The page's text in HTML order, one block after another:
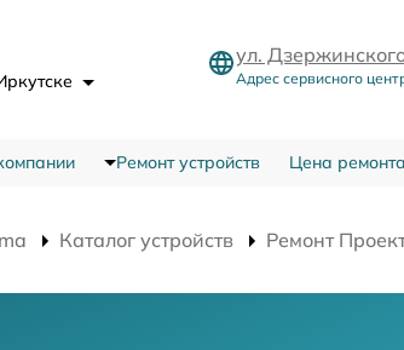
ул.
Адрес сервисного
Ремонт устройств Цена ремонта
Каталог устройств Ремонт